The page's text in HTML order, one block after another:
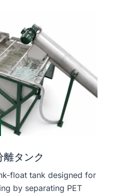
離タンク
float tank designed for
by separating PET